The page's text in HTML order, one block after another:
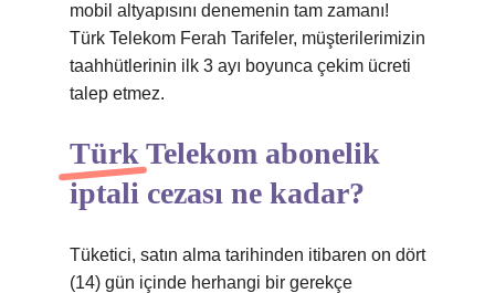
mobil altyapısını denemenin tam zamanı!
Türk Telekom Ferah Tarifeler, müşterilerimizin
taahhütlerinin ilk 3 ayı boyunca çekim ücreti
talep etmez.
Türk Telekom abonelik
iptali cezası ne kadar?
Tüketici, satın alma tarihinden itibaren on dört
(14) gün içinde herhangi bir gerekçe